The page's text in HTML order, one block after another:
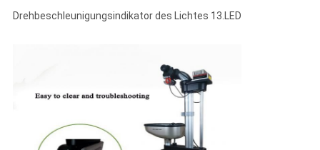
Drehbeschleunigungsindikator des Lichtes 13.LED